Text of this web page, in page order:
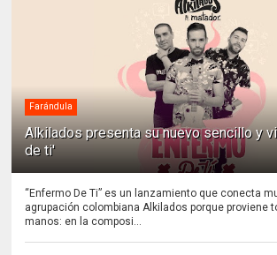
Farándula
Alkilados presenta su nuevo sencillo y
de ti'
“Enfermo De Ti” es un lanzamiento que conecta
agrupación colombiana Alkilados porque proviene
manos: en la composi...